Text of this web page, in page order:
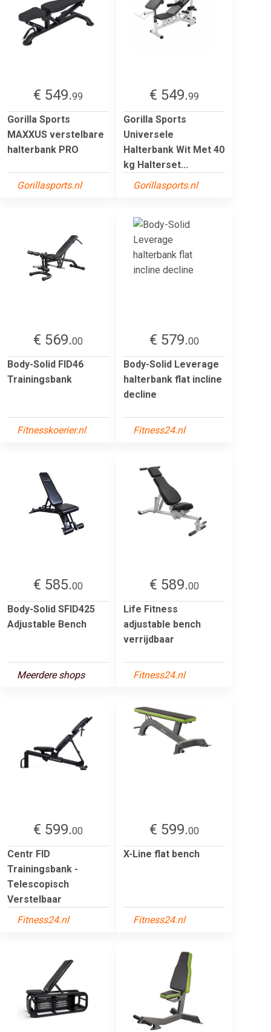
€ 549.99
Gorilla Sports
MAXXUS verstelbare
halterbank PRO
Gorillasports.nl
€ 549.99
Gorilla Sports
Universele
Halterbank Wit Met 40
kg Halterset...
Gorillasports.nl
€ 569.00
Body-Solid FID46
Trainingsbank
Fitnesskoerier.nl
€ 579.00
Body-Solid Leverage
halterbank flat incline
decline
Fitness24.nl
€ 585.00
Body-Solid SFID425
Adjustable Bench
Meerdere shops
€ 589.00
Life Fitness
adjustable bench
verrijdbaar
Fitness24.nl
€ 599.00
Centr FID
Trainingsbank -
Telescopisch
Verstelbaar
Fitness24.nl
€ 599.00
X-Line flat bench
Fitness24.nl